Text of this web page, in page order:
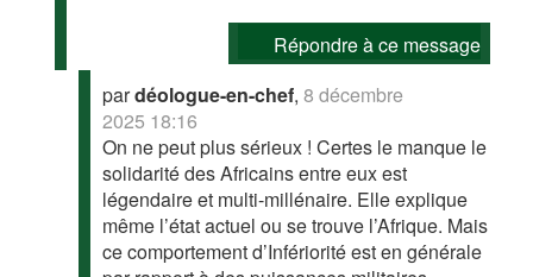
Répondre à ce message
pardéologue-en-chef,8 décembre
2025 18:16
On ne peut plus sérieux ! Certes le manque le
solidarité des Africains entre eux est
légendaire et multi-millénaire. Elle explique
même l’état actuel ou se trouve l’Afrique. Mais
ce comportement d’Infériorité est en générale